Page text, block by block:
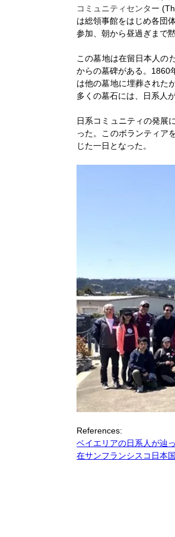
コミュニティセンター
は総領事館をはじめ各団
参加、朝から昼過ぎまで
この墓地は在留日本人の
からの墓碑がある。1860
は他の墓地に埋葬された
多くの墓石には、日系人
日系コミュニティの発展
った。このボランティア
じた一日となった。
References:
ベイエリアの日系人が辿
在サンフランシスコ日本